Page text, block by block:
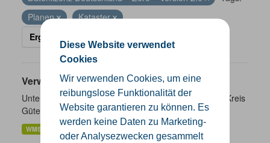
Diese Website verwendet
Cookies
Wir verwenden Cookies, um eine
reibungslose Funktionalität der
Website garantieren zu können. Es
werden keine Daten zu Marketing-
oder Analysezwecken gesammelt
Planen
Kataster
Ergebnisse filtern
Verwaltungsgrenzen
Unterschiedliche Ebenen der Verwaltungsgrenzen im Kreis
Gütersloh
WMS